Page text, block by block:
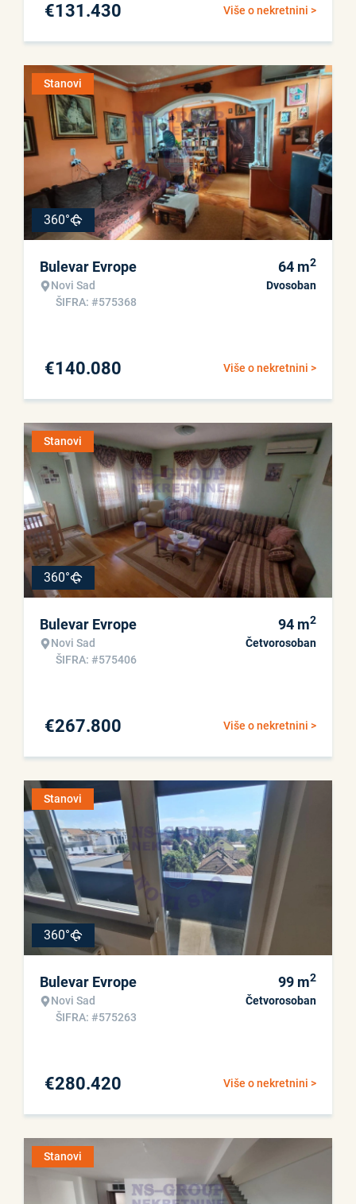
Više o nekretnini >
€131.430
Stanovi
360°
Bulevar Evrope
Novi Sad
ŠIFRA: #575368
64 m2
Dvosoban
Više o nekretnini >
€140.080
Stanovi
360°
Bulevar Evrope
Novi Sad
ŠIFRA: #575406
94 m2
Četvorosoban
Više o nekretnini >
€267.800
Stanovi
360°
Bulevar Evrope
Novi Sad
ŠIFRA: #575263
99 m2
Četvorosoban
Više o nekretnini >
€280.420
Stanovi